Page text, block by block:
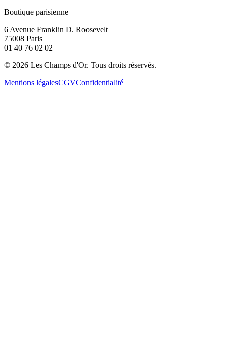
Boutique parisienne
6 Avenue Franklin D. Roosevelt
75008 Paris
01 40 76 02 02
© 2026 Les Champs d'Or. Tous droits réservés.
Mentions légalesCGVConfidentialité